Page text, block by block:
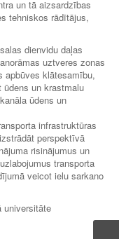
un tā aizsardzības
tehniskos rādītājus,
dienvidu daļas
uztveres zonas
apbūves klātesamību,
un krastmalu
ūdens un
infrastruktūras
perspektīvā
risinājumus un
transporta
veicot ielu sarkano
universitāte